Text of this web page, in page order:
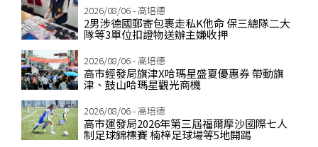
2026/08/06 - 高培德
2男涉德國郵寄包裹走私K他命 保三總隊二大
隊等3單位扣證物送辦主嫌收押
2026/08/06 - 高培德
高市經發局旗津X哈瑪星盛夏優惠券 帶動旗
津、鼓山哈瑪星觀光商機
2026/08/06 - 高培德
高市運發局2026年第三屆福爾摩沙國際七人
制足球錦標賽 楠梓足球場等5地開踢